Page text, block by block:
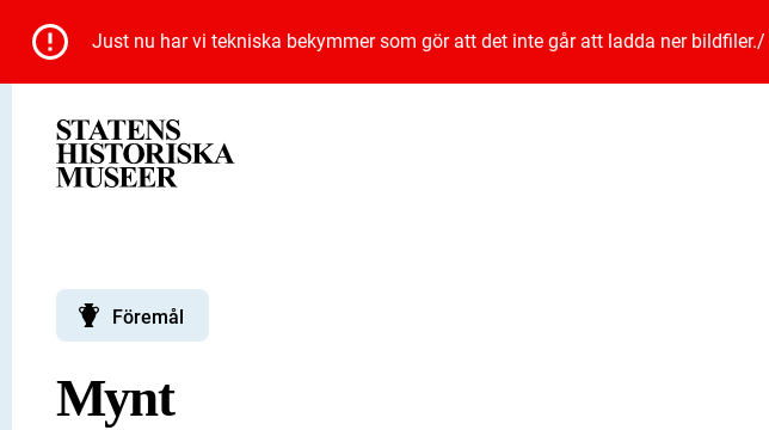
Just nu har vi tekniska bekymmer som gör att det inte går att ladda ner bildfiler./
Föremål
Mynt